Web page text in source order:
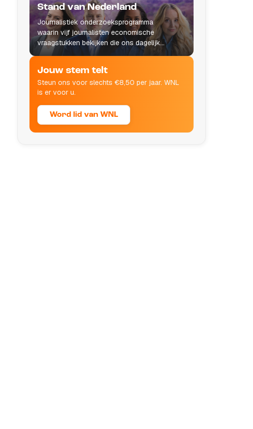
Stand van Nederland
Journalistiek onderzoeksprogramma
waarin vijf journalisten economische
vraagstukken bekijken die ons dagelijks
leven raken.
Jouw stem telt
Steun ons voor slechts €8,50 per jaar. WNL
is er voor u.
Word lid van WNL